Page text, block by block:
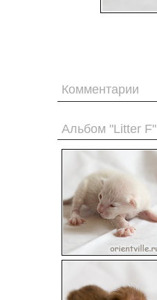
Комментарии
Альбом "Litter F"